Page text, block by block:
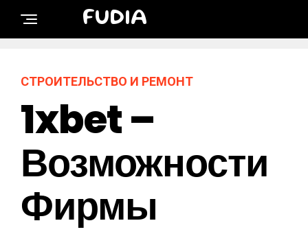
FUDIA
СТРОИТЕЛЬСТВО И РЕМОНТ
1xbet –
Возможности
Фирмы